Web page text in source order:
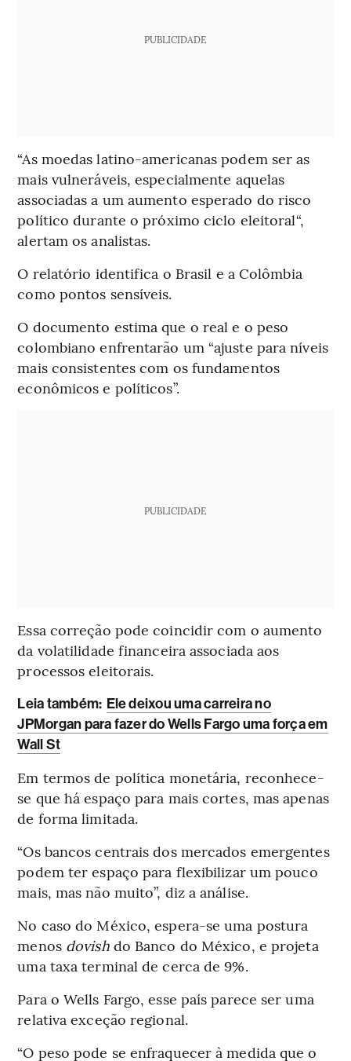
PUBLICIDADE
“As moedas latino-americanas podem ser as
mais vulneráveis, especialmente aquelas
associadas a um aumento esperado do risco
político durante o próximo ciclo eleitoral“,
alertam os analistas.
O relatório identifica o Brasil e a Colômbia
como pontos sensíveis.
O documento estima que o real e o peso
colombiano enfrentarão um “ajuste para níveis
mais consistentes com os fundamentos
econômicos e políticos”.
PUBLICIDADE
Essa correção pode coincidir com o aumento
da volatilidade financeira associada aos
processos eleitorais.
Leia também: Ele deixou uma carreira no
JPMorgan para fazer do Wells Fargo uma força em
Wall St
Em termos de política monetária, reconhece-
se que há espaço para mais cortes, mas apenas
de forma limitada.
“Os bancos centrais dos mercados emergentes
podem ter espaço para flexibilizar um pouco
mais, mas não muito”, diz a análise.
No caso do México, espera-se uma postura
menos dovish do Banco do México, e projeta
uma taxa terminal de cerca de 9%.
Para o Wells Fargo, esse país parece ser uma
relativa exceção regional.
“O peso pode se enfraquecer à medida que o